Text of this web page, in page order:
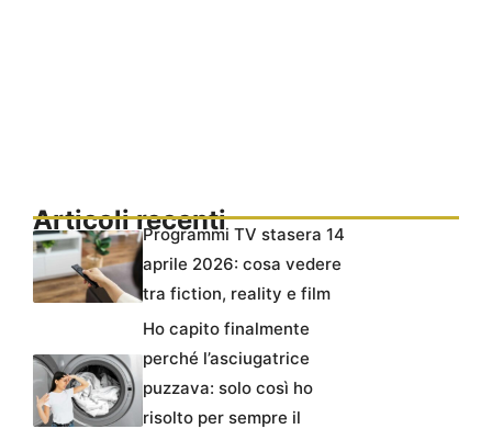
Articoli recentiProgrammi TV stasera 14
aprile 2026: cosa vedere
tra fiction, reality e film
Ho capito finalmente
perché l’asciugatrice
puzzava: solo così ho
risolto per sempre il